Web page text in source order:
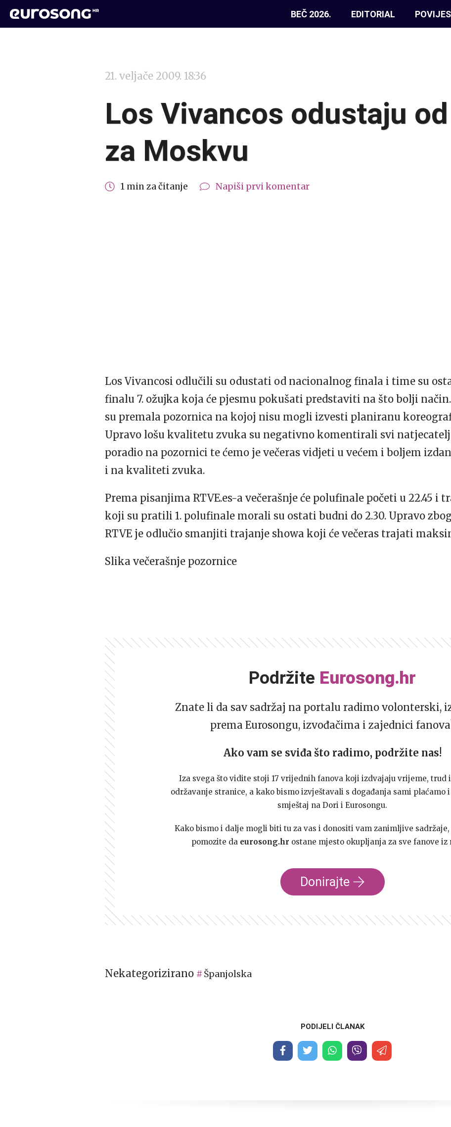
BEČ 2026. EDITORIAL
21. veljače 2009. 18:36
Los Vivancos odustaju
za Moskvu
1 min za čitanje Napiši prvi komentar
Los Vivancosi odlučili su odustati od nacionalnog finala i time su
finalu 7. ožujka koja će pjesmu pokušati predstaviti na što bolji
su premala pozornica na kojoj nisu mogli izvesti planiranu
Upravo lošu kvalitetu zvuka su negativno komentirali svi
poradio na pozornici te ćemo je večeras vidjeti u većem i boljem
i na kvaliteti zvuka.
Prema pisanjima RTVE.es-a večerašnje će polufinale početi u 22.45 i
koji su pratili 1. polufinale morali su ostati budni do 2.30. Upravo
RTVE je odlučio smanjiti trajanje showa koji će večeras trajati
Slika večerašnje pozornice
Podržite Eurosong.hr
Znate li da sav sadržaj na portalu radimo volonterski,
prema Eurosongu, izvođačima i zajednici
Ako vam se sviđa što radimo, podržite nas!
Iza svega što vidite stoji 17 vrijednih fanova koji izdvajaju vrijeme, trud
održavanje stranice, a kako bismo izvještavali s događanja sami plaćamo
smještaj na Dori i Eurosongu.
Kako bismo i dalje mogli biti tu za vas i donositi vam zanimljive
pomozite da eurosong.hr ostane mjesto okupljanja za sve fanove iz
Donirajte
Nekategorizirano Španjolska
PODIJELI ČLANAK